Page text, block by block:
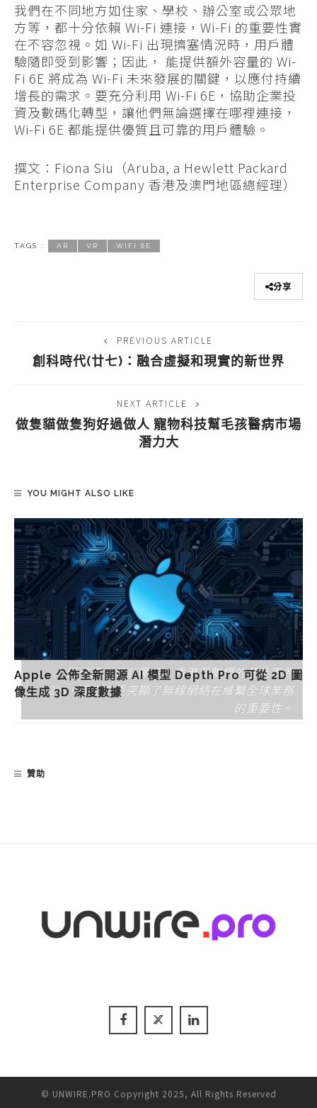
無線網絡於我們日常生活中已佔據一大部分。根據
目前資料統計顯示，香港互聯網的普及率為
92%，而疫情更突顯了無線網絡在維繫全球業務
的重要性。
我們在不同地方如住家、學校、辦公室或公眾地
方等，都十分依賴 Wi-Fi 連接，Wi-Fi 的重要性實
在不容忽視。如 Wi-Fi 出現擠塞情況時，用戶體
驗隨即受到影響；因此， 能提供額外容量的 Wi-
Fi 6E 將成為 Wi-Fi 未來發展的關鍵，以應付持續
增長的需求。要充分利用 Wi-Fi 6E，協助企業投
資及數碼化轉型，讓他們無論選擇在哪裡連接，
Wi-Fi 6E 都能提供優質且可靠的用戶體驗。
撰文：Fiona Siu（Aruba, a Hewlett Packard
Enterprise Company 香港及澳門地區總經理）
TAGS : AR VR WIFI 6E
分享
PREVIOUS ARTICLE
創科時代(廿七)：融合虛擬和現實的新世界
NEXT ARTICLE
做隻貓做隻狗好過做人 寵物科技幫毛孩醫病市場
潛力大
YOU MIGHT ALSO LIKE
Apple 公佈全新開源 AI 模型 Depth Pro 可從 2D 圖
像生成 3D 深度數據
贊助
© UNWIRE.PRO Copyright 2025, All Rights Reserved